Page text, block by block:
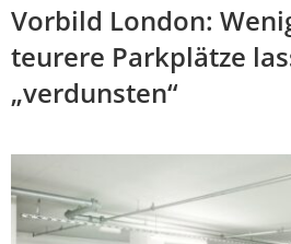
Vorbild London:
teurere Parkplätze
„verdunsten“